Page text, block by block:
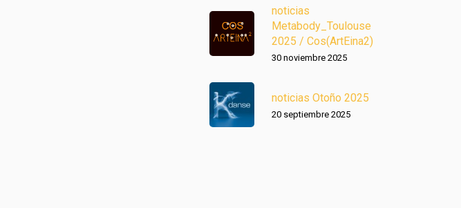
noticias
Metabody_Toulouse
2025 / Cos(ArtEina2)
30 noviembre 2025
noticias Otoño 2025
20 septiembre 2025